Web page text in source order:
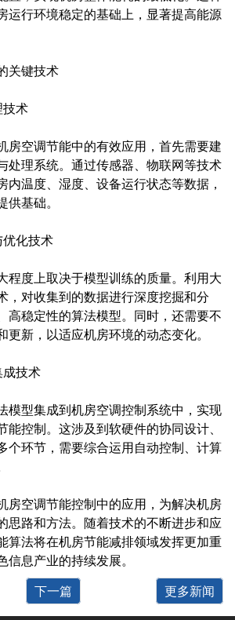
运行环境稳定的基础上，显著提高能源
关键技术
术
房空调节能中的有效应用，首先需要建
处理系统。通过传感器、物联网等技术
内温度、湿度、设备运行状态等数据，
基础。
化技术
程度上取决于模型训练的质量。利用大
，对收集到的数据进行深度挖掘和分
高稳定性的算法模型。同时，还需要不
更新，以适应机房环境的动态变化。
技术
模型集成到机房空调控制系统中，实现
能控制。这涉及到软硬件的协同设计、
个环节，需要综合运用自动控制、计算
房空调节能控制中的应用，为解决机房
思路和方法。随着技术的不断进步和应
算法将在机房节能减排领域发挥更加重
息产业的持续发展。
下一篇 更多新闻